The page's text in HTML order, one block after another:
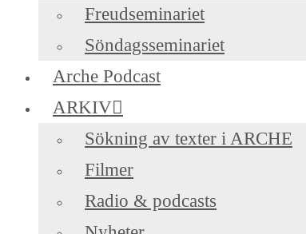
Freudseminariet
Söndagsseminariet
Arche Podcast
ARKIV
Sökning av texter i ARCHE
Filmer
Radio & podcasts